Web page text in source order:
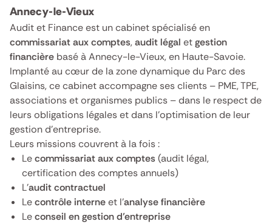
Annecy-le-Vieux
Audit et Finance est un cabinet spécialisé en
commissariat aux comptes,audit légal etgestion
financière basé à Annecy-le-Vieux, en Haute-Savoie.
Implanté au cœur de la zone dynamique du Parc des
Glaisins, ce cabinet accompagne ses clients – PME, TPE,
associations et organismes publics – dans le respect de
leurs obligations légales et dans l’optimisation de leur
gestion d’entreprise.
Leurs missions couvrent à la fois :
Lecommissariat aux comptes (audit légal,
certification des comptes annuels)
L’audit contractuel
Lecontrôle interneet l’analyse financière
Leconseil en gestion d’entreprise